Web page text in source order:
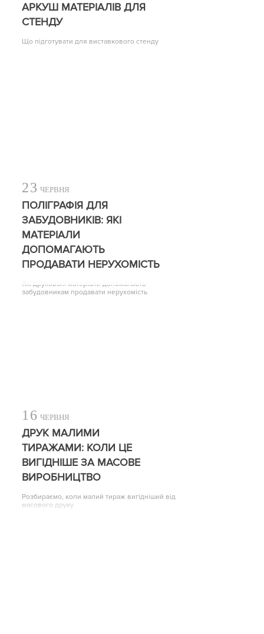
АРКУШ МАТЕРІАЛІВ ДЛЯ
СТЕНДУ
Що підготувати для виставкового стенду
23 ЧЕРВНЯ
ПОЛІГРАФІЯ ДЛЯ
ЗАБУДОВНИКІВ: ЯКІ
МАТЕРІАЛИ
ДОПОМАГАЮТЬ
ПРОДАВАТИ НЕРУХОМІСТЬ
Які друковані матеріали допомагають
забудовникам продавати нерухомість
16 ЧЕРВНЯ
ДРУК МАЛИМИ
ТИРАЖАМИ: КОЛИ ЦЕ
ВИГІДНІШЕ ЗА МАСОВЕ
ВИРОБНИЦТВО
Розбираємо, коли малий тираж вигідніший від
масового друку